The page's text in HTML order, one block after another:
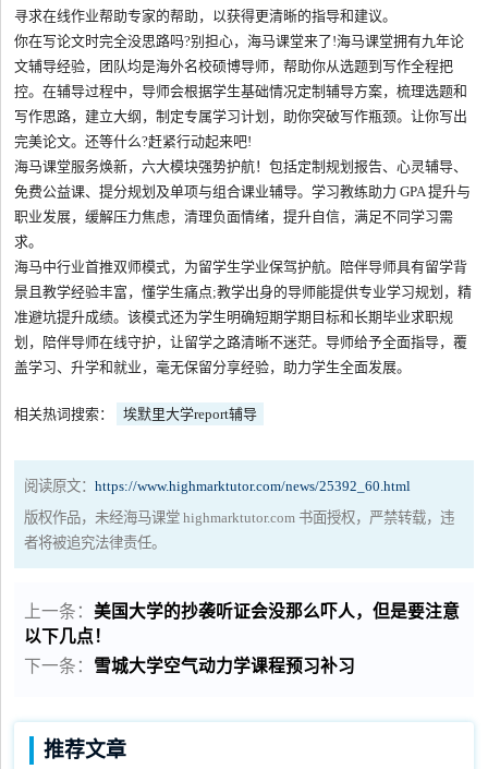
寻求在线作业帮助专家的帮助，以获得更清晰的指导和建议。
你在写论文时完全没思路吗?别担心，海马课堂来了!海马课堂拥有九年论
文辅导经验，团队均是海外名校硕博导师，帮助你从选题到写作全程把
控。在辅导过程中，导师会根据学生基础情况定制辅导方案，梳理选题和
写作思路，建立大纲，制定专属学习计划，助你突破写作瓶颈。让你写出
完美论文。还等什么?赶紧行动起来吧!
海马课堂服务焕新，六大模块强势护航！包括定制规划报告、心灵辅导、
免费公益课、提分规划及单项与组合课业辅导。学习教练助力 GPA 提升与
职业发展，缓解压力焦虑，清理负面情绪，提升自信，满足不同学习需
求。
海马中行业首推双师模式，为留学生学业保驾护航。陪伴导师具有留学背
景且教学经验丰富，懂学生痛点;教学出身的导师能提供专业学习规划，精
准避坑提升成绩。该模式还为学生明确短期学期目标和长期毕业求职规
划，陪伴导师在线守护，让留学之路清晰不迷茫。导师给予全面指导，覆
盖学习、升学和就业，毫无保留分享经验，助力学生全面发展。
相关热词搜索： 埃默里大学report辅导
阅读原文：https://www.highmarktutor.com/news/25392_60.html
版权作品，未经海马课堂 highmarktutor.com 书面授权，严禁转载，违
者将被追究法律责任。
上一条：美国大学的抄袭听证会没那么吓人，但是要注意
以下几点！
下一条： 雪城大学空气动力学课程预习补习
推荐文章